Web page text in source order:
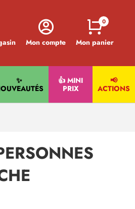
Mon compte Mon panier
0
✨
👍 MINI
PRIX
📢
ACTIONS